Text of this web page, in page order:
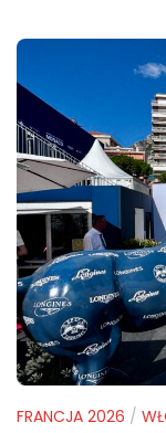
FRANCJA 2026 /